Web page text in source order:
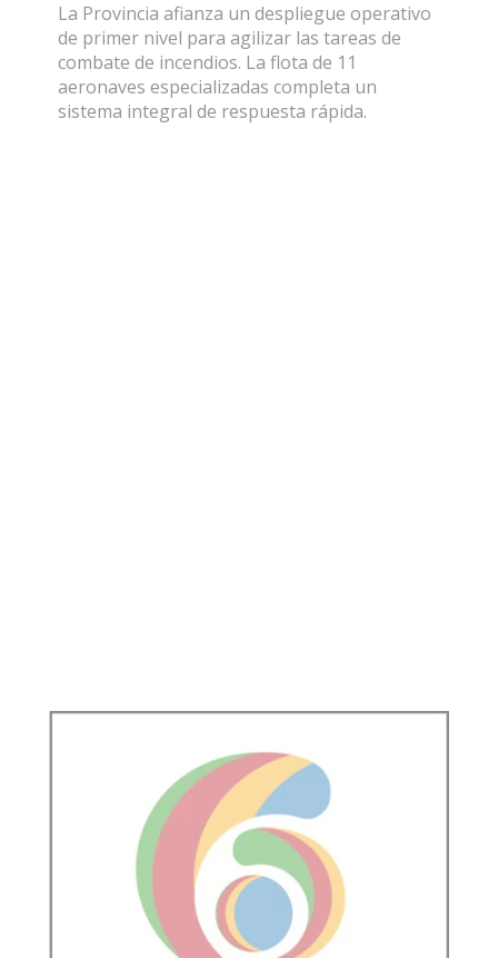
La Provincia afianza un despliegue operativo
de primer nivel para agilizar las tareas de
combate de incendios. La flota de 11
aeronaves especializadas completa un
sistema integral de respuesta rápida.